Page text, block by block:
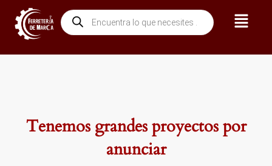
contenido
Búsqueda
de
productos
Menú
Tenemos grandes proyectos por
anunciar